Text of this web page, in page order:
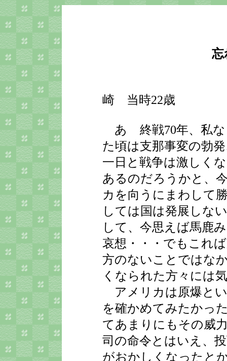
忘
崎 当時22歳
あゝ終戦70年、私
た頃は支那事変の勃
一日と戦争は激しく
あるのだろうかと、
カを向うにまわして
しては国は発展しな
して、今思えば馬鹿
哀想・・・でもこれ
方のないことではな
くなられた方々には
アメリカは原爆と
を確かめてみたかっ
てあまりにもその威
司の命令とはいえ、
がおかしくなったと